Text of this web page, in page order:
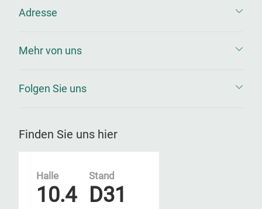
Adresse
Mehr von uns
Folgen Sie uns
Finden Sie uns hier
Halle
10.4
Stand
D31